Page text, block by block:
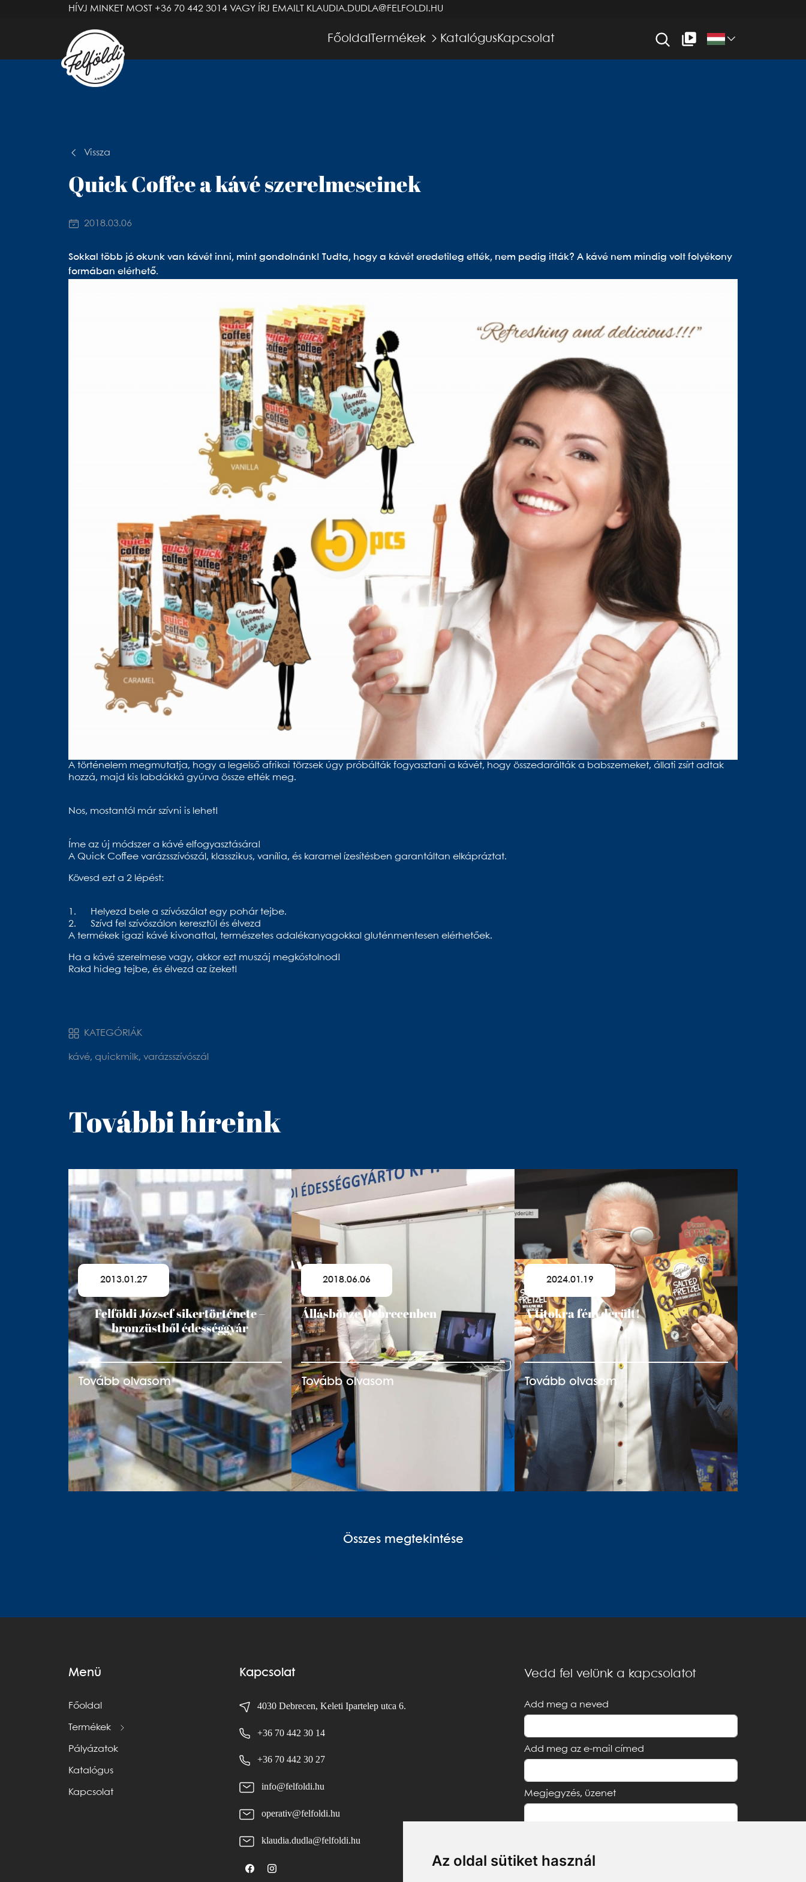
Az oldal sütiket használ
HÍVJ MINKET MOST +36 70 442 3014 VAGY ÍRJ EMAILT KLAUDIA.DUDLA@FELFOLDI.HU
Főoldal Termékek Katalógus Kapcsolat
Vissza
Quick Coffee a kávé szerelmeseinek
2018.03.06
Sokkal több jó okunk van kávét inni, mint gondolnánk! Tudta, hogy a kávét eredetileg ették, nem pedig itták? A kávé nem mindig volt folyékony
formában elérhető.
A történelem megmutatja, hogy a legelső afrikai törzsek úgy próbálták fogyasztani a kávét, hogy összedarálták a babszemeket, állati zsírt adtak
hozzá, majd kis labdákká gyúrva össze ették meg.
Nos, mostantól már szívni is lehet!
Íme az új módszer a kávé elfogyasztására!
A Quick Coffee varázsszívószál, klasszikus, vanília, és karamel ízesítésben garantáltan elkápráztat.
Kövesd ezt a 2 lépést:
1. Helyezd bele a szívószálat egy pohár tejbe.
2. Szívd fel szívószálon keresztül és élvezd
A termékek igazi kávé kivonattal, természetes adalékanyagokkal gluténmentesen elérhetőek.
Ha a kávé szerelmese vagy, akkor ezt muszáj megkóstolnod!
Rakd hideg tejbe, és élvezd az ízeket!
KATEGÓRIÁK
kávé, quickmilk, varázsszívószál
További híreink
2013.01.27
Felföldi József sikertörténete –
bronzüstből édességgyár
Tovább olvasom
2018.06.06
Állásbörze Debrecenben
Tovább olvasom
2024.01.19
A titokra fényderült!
Tovább olvasom
Összes megtekintése
Menü
Főoldal
Termékek
Pályázatok
Katalógus
Kapcsolat
Kapcsolat
4030 Debrecen, Keleti Ipartelep utca 6.
+36 70 442 30 14
+36 70 442 30 27
info@felfoldi.hu
operativ@felfoldi.hu
klaudia.dudla@felfoldi.hu
Vedd fel velünk a kapcsolatot
Add meg a neved
Add meg az e-mail címed
Megjegyzés, üzenet